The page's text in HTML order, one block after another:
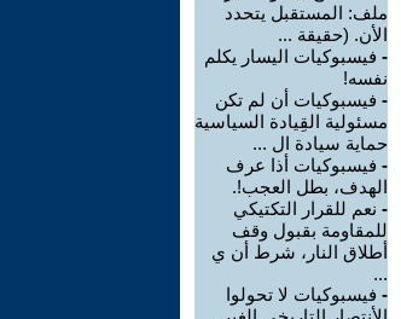
ملف: المستقبل يتحدد
الأن. (حقيقة ...
- فيسبوكيات اليسار يكلم
نفسه!
- فيسبوكيات أن لم تكن
مسئولية القِيادة السياسية
حماية سيادة ال ...
- فيسبوكيات أذا عرف
الهدف، بطل العجب!.
- نعم للقرار التكتيكي
للمقاومة بقبول وقف
أطلاق النار، شرط أن ي
...
- فيسبوكيات لا تحولوا